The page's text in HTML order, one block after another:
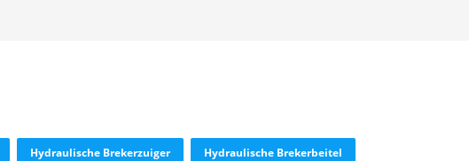
Hydraulische Brekerzuiger Hydraulische Brekerbeitel